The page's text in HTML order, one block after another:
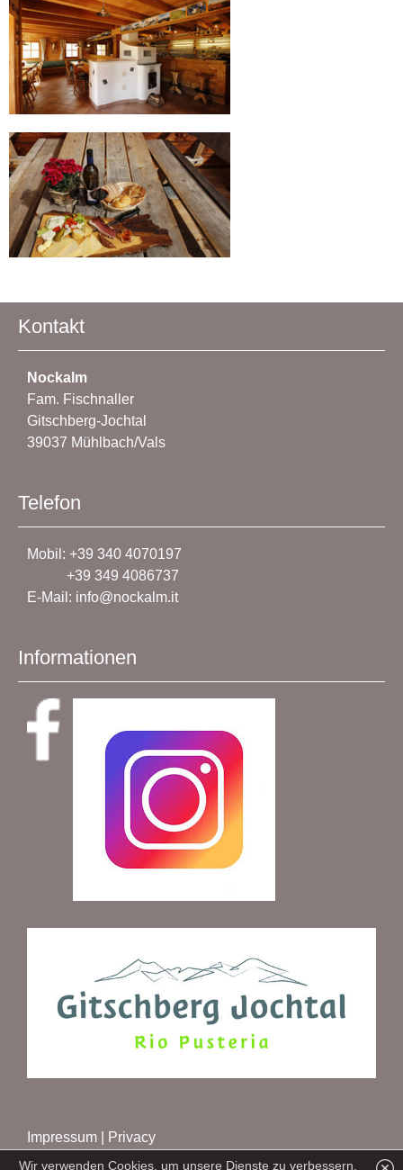
Kontakt
Nockalm
Fam. Fischnaller
Gitschberg-Jochtal
39037 Mühlbach/Vals
Telefon
Mobil: +39 340 4070197
+39 349 4086737
E-Mail: info@nockalm.it
Informationen
Impressum Privacy
Wir verwenden Cookies, um unsere Dienste zu verbessern.